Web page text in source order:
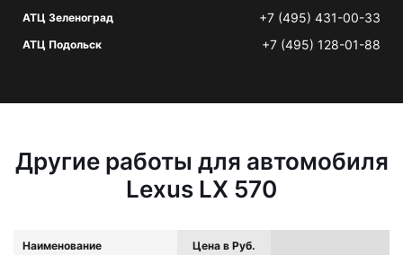
АТЦ Зеленоград +7 (495) 431-00-33
АТЦ Подольск +7 (495) 128-01-88
Другие работы для автомобиля
Lexus LX 570
Наименование Цена в Руб.